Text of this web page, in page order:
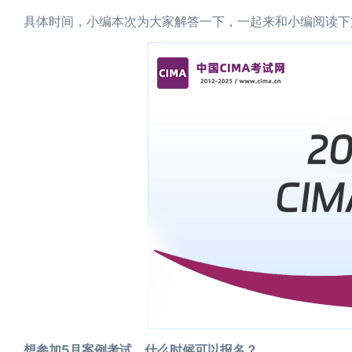
具体时间，小编本次为大家解答一下，一起来和小编阅读